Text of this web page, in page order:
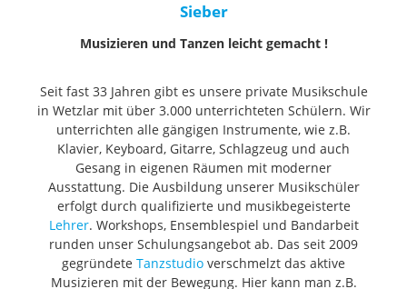
Sieber
Musizieren und Tanzen leicht gemacht !
Seit fast 33 Jahren gibt es unsere private Musikschule
in Wetzlar mit über 3.000 unterrichteten Schülern. Wir
unterrichten alle gängigen Instrumente, wie z.B.
Klavier, Keyboard, Gitarre, Schlagzeug und auch
Gesang in eigenen Räumen mit moderner
Ausstattung. Die Ausbildung unserer Musikschüler
erfolgt durch qualifizierte und musikbegeisterte
Lehrer. Workshops, Ensemblespiel und Bandarbeit
runden unser Schulungsangebot ab. Das seit 2009
gegründete Tanzstudio verschmelzt das aktive
Musizieren mit der Bewegung. Hier kann man z.B.